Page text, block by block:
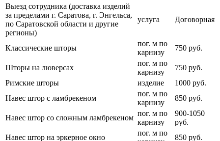
Выезд сотрудника (доставка изделий
за пределами г. Саратова, г. Энгельса,
по Саратовской области и другие
регионы)
услуга Договорная
Классические шторы
пог. м по
карнизу
750 руб.
Шторы на люверсах
пог. м по
карнизу
750 руб.
Римские шторы
изделие
1000 руб.
Навес штор с ламбрекеном
пог. м по
карнизу
850 руб.
Навес штор со сложным ламбрекеном
пог. м по
карнизу
900-1050
руб.
Навес штор на эркерное окно
пог. м по
850 руб.